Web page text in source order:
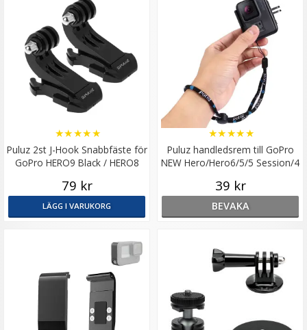
Puluz 2st J-Hook Snabbfäste för
GoPro HERO9 Black / HERO8
★★★★★
79 kr
LÄGG I VARUKORG
Puluz handledsrem till GoPro
NEW Hero/Hero6/5/5 Session/4
★★★★★
39 kr
BEVAKA